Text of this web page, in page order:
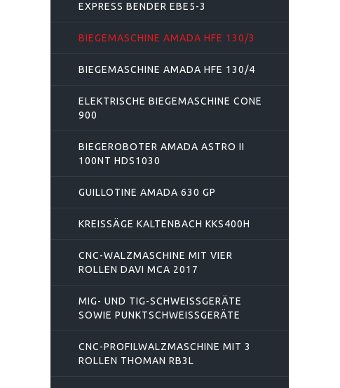
EXPRESS BENDER EBE5-3
BIEGEMASCHINE AMADA HFE 130/3
BIEGEMASCHINE AMADA HFE 130/4
ELEKTRISCHE BIEGEMASCHINE CONE
900
BIEGEROBOTER AMADA ASTRO II
100NT HDS1030
GUILLOTINE AMADA 630 GP
KREISSÄGE KALTENBACH KKS400H
CNC-WALZMASCHINE MIT VIER
ROLLEN DAVI MCA 2017
MIG- UND TIG-SCHWEISSGERÄTE S
OWIE PUNKTSCHWEISSGERÄTE
CNC-PROFILWALZMASCHINE MIT 3
ROLLEN THOMAN RB3L